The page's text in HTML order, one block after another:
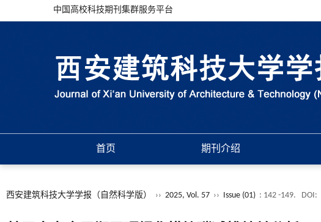
中国高校科技期刊集群服务平台
首页 期刊介绍
西安建筑科技大学学报（自然科学版） ›› 2025, Vol. 57 ›› Issue (01) : 142 -149. DOI: